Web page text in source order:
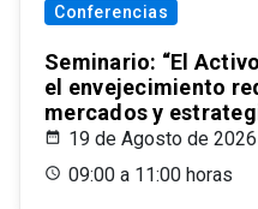
Conferencias
Seminario: “El
el envejecimiento
mercados y
19 de Agosto de 2026
09:00 a 11:00 horas